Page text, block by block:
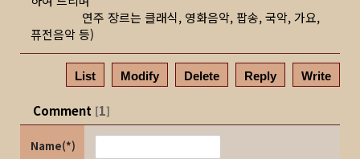
연주 장르는 클래식, 영화음악, 팝송, 국악, 가요,
퓨전음악 등)
List Modify Delete Reply Write
Comment [1]
Name(*)